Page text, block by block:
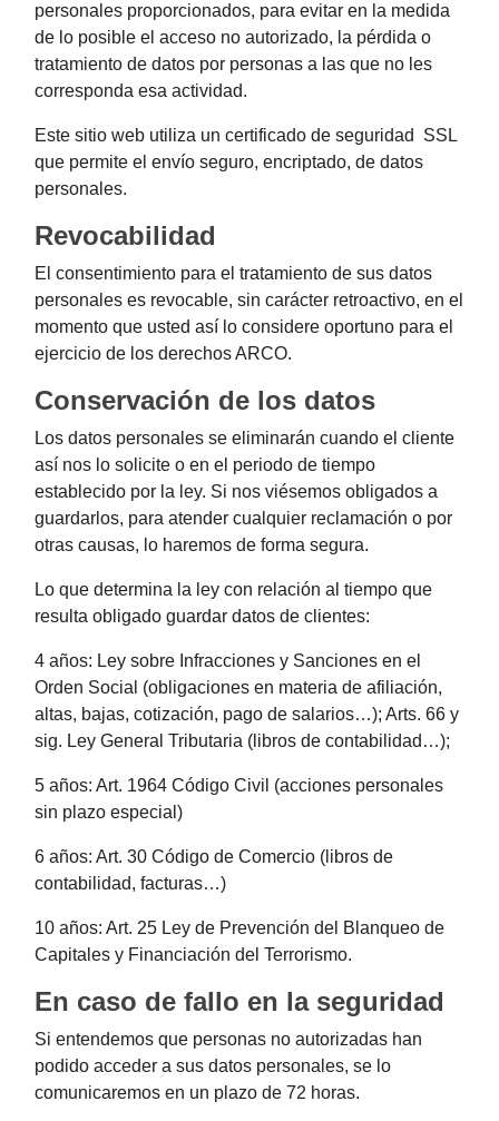
personales proporcionados, para evitar en la medida
de lo posible el acceso no autorizado, la pérdida o
tratamiento de datos por personas a las que no les
corresponda esa actividad.
Este sitio web utiliza un certificado de seguridad SSL
que permite el envío seguro, encriptado, de datos
personales.
Revocabilidad
El consentimiento para el tratamiento de sus datos
personales es revocable, sin carácter retroactivo, en el
momento que usted así lo considere oportuno para el
ejercicio de los derechos ARCO.
Conservación de los datos
Los datos personales se eliminarán cuando el cliente
así nos lo solicite o en el periodo de tiempo
establecido por la ley. Si nos viésemos obligados a
guardarlos, para atender cualquier reclamación o por
otras causas, lo haremos de forma segura.
Lo que determina la ley con relación al tiempo que
resulta obligado guardar datos de clientes:
4 años: Ley sobre Infracciones y Sanciones en el
Orden Social (obligaciones en materia de afiliación,
altas, bajas, cotización, pago de salarios…); Arts. 66 y
sig. Ley General Tributaria (libros de contabilidad…);
5 años: Art. 1964 Código Civil (acciones personales
sin plazo especial)
6 años: Art. 30 Código de Comercio (libros de
contabilidad, facturas…)
10 años: Art. 25 Ley de Prevención del Blanqueo de
Capitales y Financiación del Terrorismo.
En caso de fallo en la seguridad
Si entendemos que personas no autorizadas han
podido acceder a sus datos personales, se lo
comunicaremos en un plazo de 72 horas.